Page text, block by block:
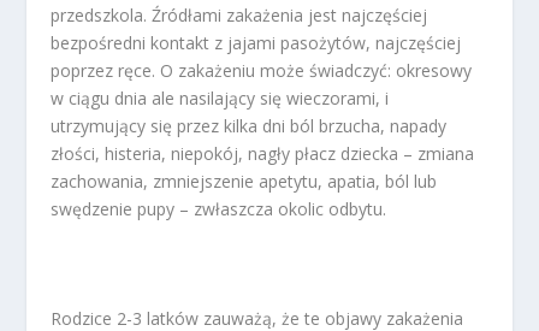
przedszkola. Źródłami zakażenia jest najczęściej
bezpośredni kontakt z jajami pasożytów, najczęściej
poprzez ręce. O zakażeniu może świadczyć: okresowy
w ciągu dnia ale nasilający się wieczorami, i
utrzymujący się przez kilka dni ból brzucha, napady
złości, histeria, niepokój, nagły płacz dziecka – zmiana
zachowania, zmniejszenie apetytu, apatia, ból lub
swędzenie pupy – zwłaszcza okolic odbytu.
Rodzice 2-3 latków zauważą, że te objawy zakażenia